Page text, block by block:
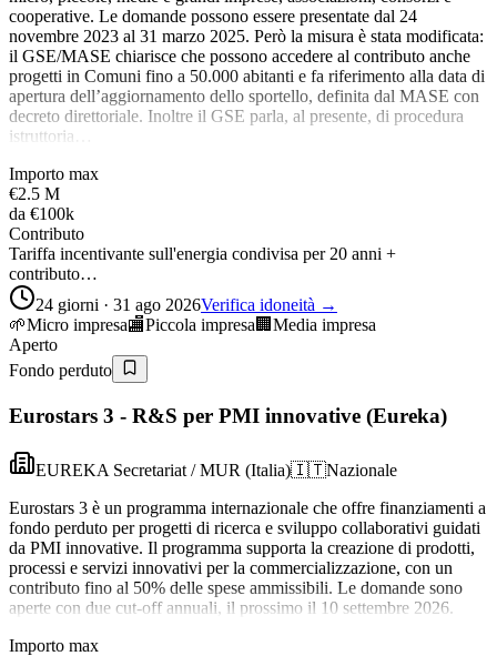
cooperative. Le domande possono essere presentate dal 24
novembre 2023 al 31 marzo 2025. Però la misura è stata modificata:
il GSE/MASE chiarisce che possono accedere al contributo anche
progetti in Comuni fino a 50.000 abitanti e fa riferimento alla data di
apertura dell’aggiornamento dello sportello, definita dal MASE con
decreto direttoriale. Inoltre il GSE parla, al presente, di procedura
istruttoria…
Importo max
€2.5 M
da €100k
Contributo
Tariffa incentivante sull'energia condivisa per 20 anni +
contributo…
24 giorni · 31 ago 2026Verifica idoneità →
🌱Micro impresa🏬Piccola impresa 🏢 Media impresa
Aperto
Fondo perduto
Eurostars 3 - R&S per PMI innovative (Eureka)
EUREKA Secretariat / MUR (Italia)🇮🇹Nazionale
Eurostars 3 è un programma internazionale che offre finanziamenti a
fondo perduto per progetti di ricerca e sviluppo collaborativi guidati
da PMI innovative. Il programma supporta la creazione di prodotti,
processi e servizi innovativi per la commercializzazione, con un
contributo fino al 50% delle spese ammissibili. Le domande sono
aperte con due cut-off annuali, il prossimo il 10 settembre 2026.
Importo max